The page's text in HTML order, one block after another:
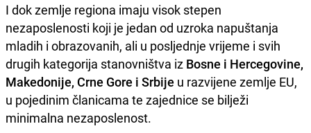
I dok zemlje regiona imaju visok stepen
nezaposlenosti koji je jedan od uzroka napuštanja
mladih i obrazovanih, ali u posljednje vrijeme i svih
drugih kategorija stanovništva iz Bosne i Hercegovine,
Makedonije, Crne Gore i Srbije u razvijene zemlje EU,
u pojedinim članicama te zajednice se bilježi
minimalna nezaposlenost.